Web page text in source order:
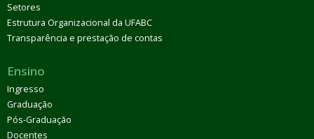
Setores
Estrutura Organizacional da UFABC
Transparência e prestação de contas
Ensino
Ingresso
Graduação
Pós-Graduação
Docentes